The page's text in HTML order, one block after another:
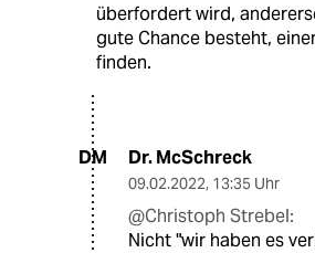
überfordert wird,
gute Chance besteht,
finden.
DM Dr. McSchreck
09.02.2022, 13:35 Uhr
@Christoph Strebel:
Nicht "wir haben es